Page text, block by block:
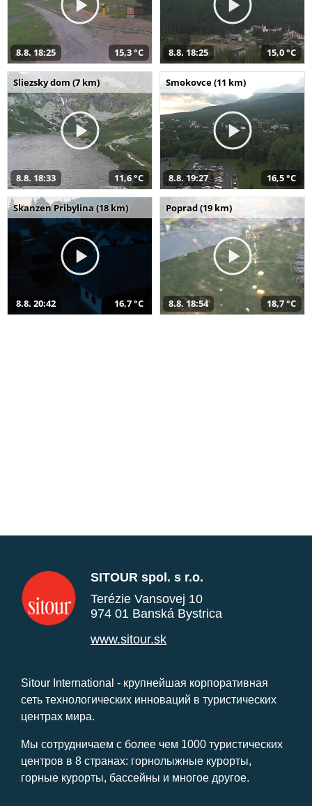
8.8. 18:25 15,3 °C 8.8. 18:25 15,0 °C
Sliezsky dom (7 km)
8.8. 18:33 11,6 °C
Smokovce (11 km)
8.8. 19:27 16,5 °C
Skanzen Pribylina (18 km)
8.8. 20:42 16,7 °C
Poprad (19 km)
8.8. 18:54 18,7 °C
SITOUR spol. s r.o.
Terézie Vansovej 10
974 01 Banská Bystrica
www.sitour.sk
Sitour International - крупнейшая корпоративная
сеть технологических инноваций в туристических
центрах мира.
Мы сотрудничаем с более чем 1000 туристических
центров в 8 странах: горнолыжные курорты,
горные курорты, бассейны и многое другое.